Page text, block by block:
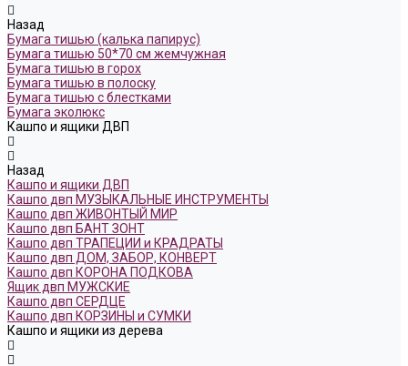
Назад
Бумага тишью (калька папирус)
Бумага тишью 50*70 см жемчужная
Бумага тишью в горох
Бумага тишью в полоску
Бумага тишью с блестками
Бумага эколюкс
Кашпо и ящики ДВП
Назад
Кашпо и ящики ДВП
Кашпо двп МУЗЫКАЛЬНЫЕ ИНСТРУМЕНТЫ
Кашпо двп ЖИВОНТЫЙ МИР
Кашпо двп БАНТ ЗОНТ
Кашпо двп ТРАПЕЦИИ и КРАДРАТЫ
Кашпо двп ДОМ, ЗАБОР, КОНВЕРТ
Кашпо двп КОРОНА ПОДКОВА
Ящик двп МУЖСКИЕ
Кашпо двп СЕРДЦЕ
Кашпо двп КОРЗИНЫ и СУМКИ
Кашпо и ящики из дерева